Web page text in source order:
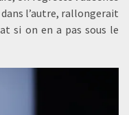
dans l’autre, rallongerait
si on en a pas sous le